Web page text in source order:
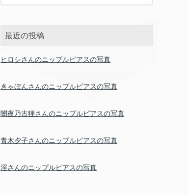
最近の投稿
ヒロシさんのニップルピアスの写真
きゃぼんさんのニップルピアスの写真
闇夜乃古狸さんのニップルピアスの写真
青木夕子さんのニップルピアスの写真
淫さんのニップルピアスの写真